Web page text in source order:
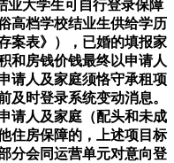
业大学生可自行登录保障
高档学校结业生供给学历
案表》），已婚的填报家
和房钱价钱最终以申请人
请人及家庭须恪守承租项
及时登录系统变动消息。
请人及家庭（配头和未成
住房保障的，上述项目标
分会同运营单元对意向登